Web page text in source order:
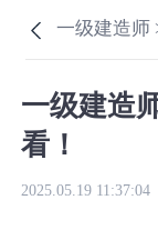
一级建造师
一级建造
看！
2025.05.19 11:37:04